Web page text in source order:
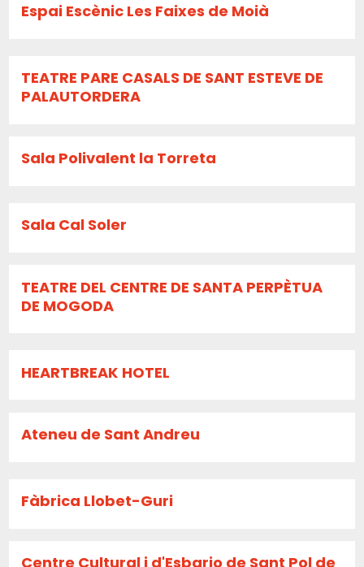
Espai Escènic Les Faixes de Moià
TEATRE PARE CASALS DE SANT ESTEVE DE
PALAUTORDERA
Sala Polivalent la Torreta
Sala Cal Soler
TEATRE DEL CENTRE DE SANTA PERPÈTUA
DE MOGODA
HEARTBREAK HOTEL
Ateneu de Sant Andreu
Fàbrica Llobet-Guri
Centre Cultural i d'Esbarjo de Sant Pol de